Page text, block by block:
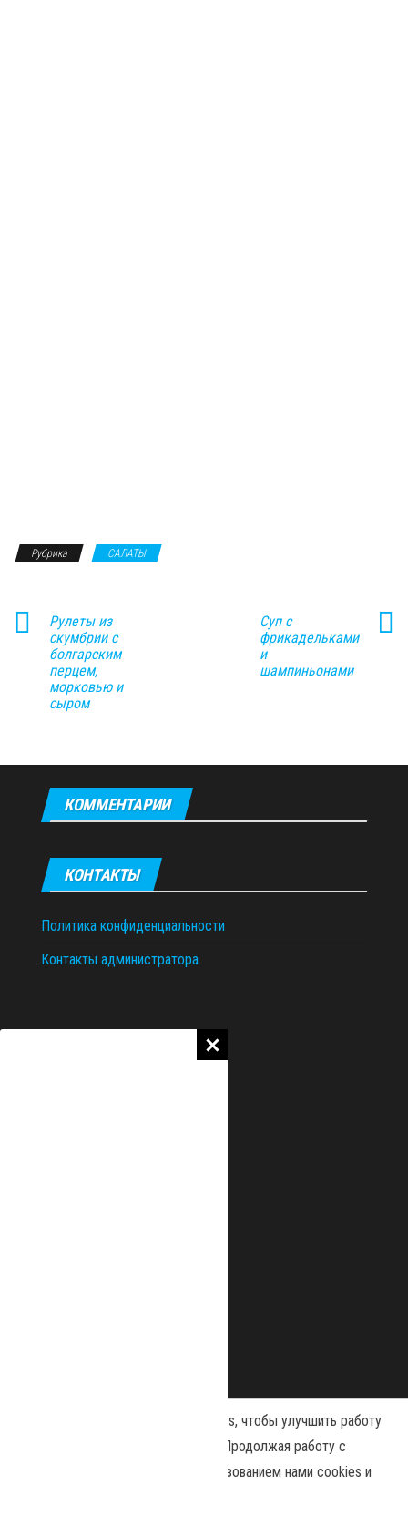
Рубрика САЛАТЫ
Рулеты из
скумбрии с
болгарским
перцем,
морковью и
сыром
Суп с
фрикадельками
и
шампиньонами
КОММЕНТАРИИ
КОНТАКТЫ
Политика конфиденциальности
Контакты администратора
Наш сайт использует файлы cookies, чтобы улучшить работу
и повысить эффективность сайта. Продолжая работу с
сайтом, вы соглашаетесь с использованием нами cookies и